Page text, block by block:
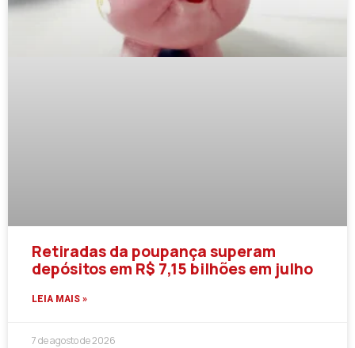
Retiradas da poupança superam
depósitos em R$ 7,15 bilhões em julho
LEIA MAIS »
7 de agosto de 2026